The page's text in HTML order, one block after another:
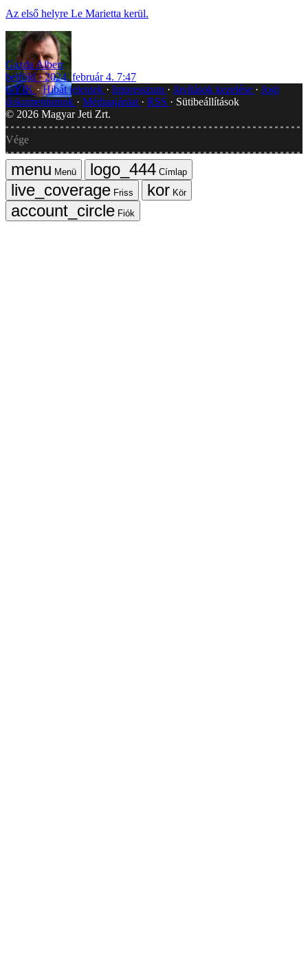
Az első helyre Le Marietta kerül.
Gazda Albert
belföld
2024. február 4. 7:47
GYIK
Hibát jelentek Impresszum Javítások kezelése
Jogi
dokumentumok
Médiaajánlat RSS
Sütibeállítások
© 2026 Magyar Jeti Zrt.
Vége
Menü
Címlap
Friss
Kör
Fiók